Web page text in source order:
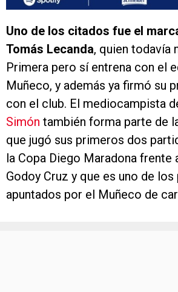
Uno de los citados fue el
Tomás Lecanda, quien todavía
Primera pero sí entrena con el
Muñeco, y además ya firmó su
con el club. El mediocampista
Simón también forma parte de
que jugó sus primeros dos
la Copa Diego Maradona frente
Godoy Cruz y que es uno de
apuntados por el Muñeco de